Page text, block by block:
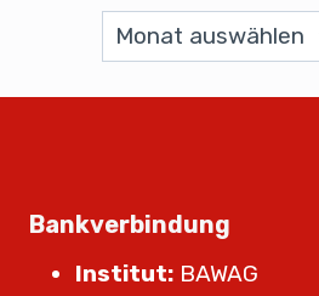
Bankverbindung
Institut: BAWAG